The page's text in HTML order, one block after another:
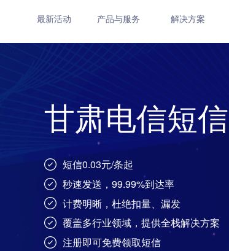
最新活动 产品与服务 解决方案
甘肃电信短信
短信0.03元/条起
秒速发送，99.99%到达率
计费明晰，杜绝扣量、漏发
覆盖多行业领域，提供全栈解决方案
注册即可免费领取短信